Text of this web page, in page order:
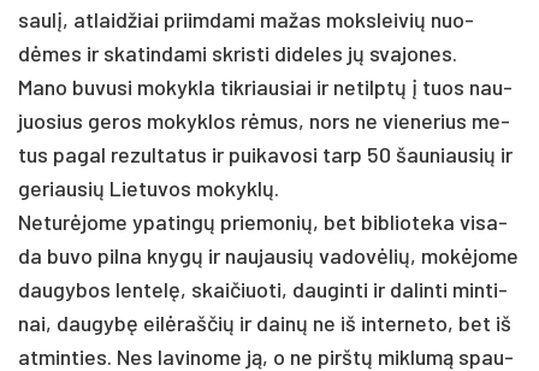
saulį, at­laid­žiai priim­da­mi ma­žas moks­lei­vių nuo­
dėmes ir ska­tin­da­mi skris­ti di­de­les jų sva­jo­nes.
Ma­no bu­vu­si mo­kyk­la tik­riau­siai ir ne­tilptų į tuos nau­
juo­sius ge­ros mo­kyk­los rėmus, nors ne vie­ne­rius me­
tus pa­gal re­zul­ta­tus ir pui­ka­vo­si tarp 50 šau­niau­sių ir
ge­riau­sių Lie­tu­vos mo­kyklų.
Ne­turė­jo­me ypa­tingų prie­mo­nių, bet bib­lio­te­ka vi­sa­
da bu­vo pil­na knygų ir nau­jau­sių va­dovė­lių, mokė­jo­me
dau­gy­bos len­telę, skai­čiuo­ti, dau­gin­ti ir da­lin­ti min­ti­
nai, dau­gybę eilė­raš­čių ir dainų ne iš in­ter­ne­to, bet iš
at­min­ties. Nes la­vi­no­me ją, o ne pirštų mik­lumą spau­